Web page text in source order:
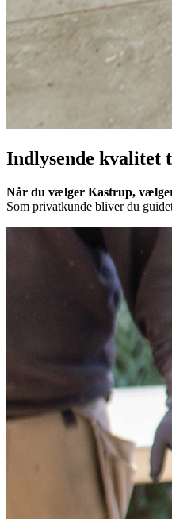
Indlysende kvalitet
Når du vælger Kastrup,
Som privatkunde bliver du